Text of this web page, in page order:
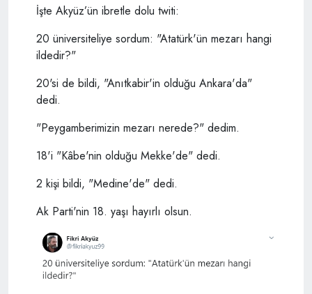
İşte Akyüz’ün ibretle dolu twiti:
20 üniversiteliye sordum: "Atatürk'ün mezarı hangi
ildedir?"
20'si de bildi, "Anıtkabir'in olduğu Ankara'da"
dedi.
"Peygamberimizin mezarı nerede?" dedim.
18'i "Kâbe'nin olduğu Mekke'de" dedi.
2 kişi bildi, "Medine'de" dedi.
Ak Parti'nin 18. yaşı hayırlı olsun.